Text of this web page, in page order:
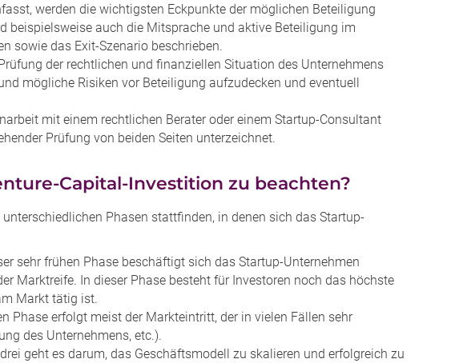
werden die wichtigsten Eckpunkte der möglichen Beteiligung
beispielsweise auch die Mitsprache und aktive Beteiligung im
sowie das Exit-Szenario beschrieben.
der rechtlichen und finanziellen Situation des Unternehmens
mögliche Risiken vor Beteiligung aufzudecken und eventuell
mit einem rechtlichen Berater oder einem Startup-Consultant
Prüfung von beiden Seiten unterzeichnet.
Capital-Investition zu beachten?
Phasen stattfinden, in denen sich das Startup-
sehr frühen Phase beschäftigt sich das Startup-Unternehmen
Marktreife. In dieser Phase besteht für Investoren noch das höchste
Markt tätig ist.
Phase erfolgt meist der Markteintritt, der in vielen Fällen sehr
des Unternehmens, etc.).
drei geht es darum, das Geschäftsmodell zu skalieren und erfolgreich zu